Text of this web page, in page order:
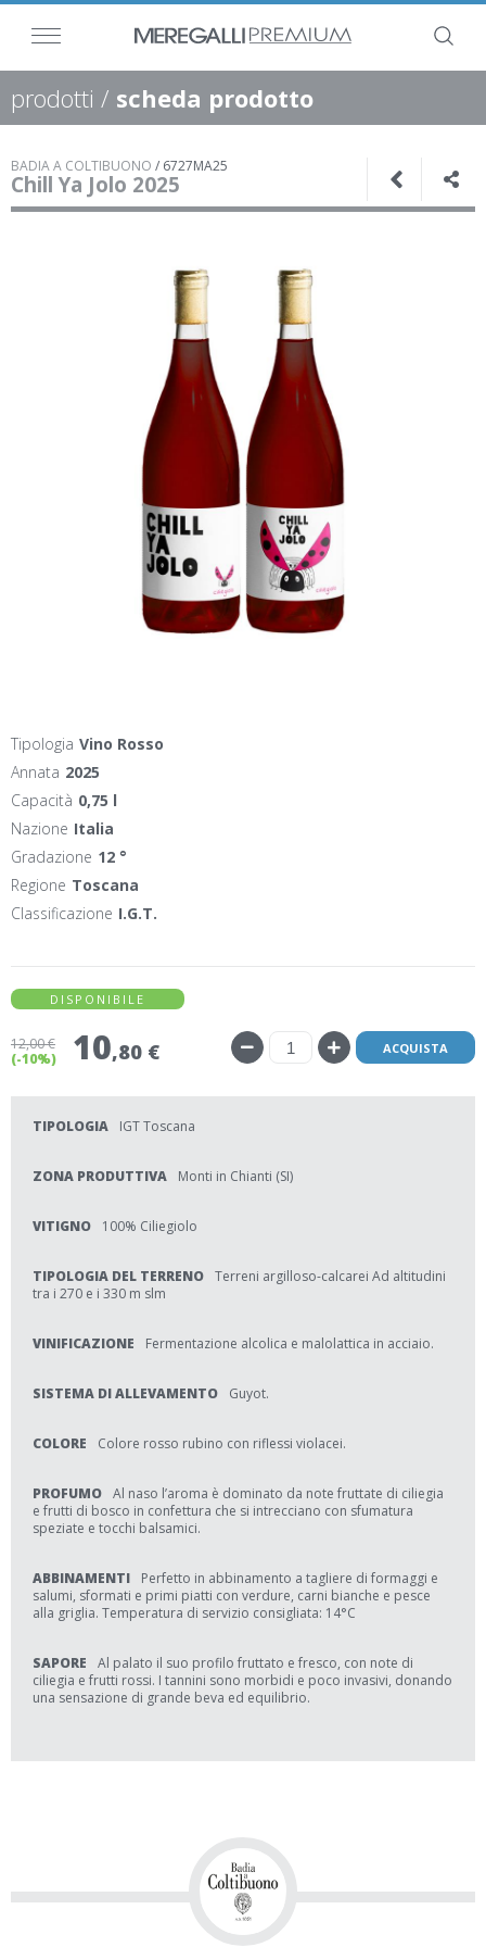
prodotti / scheda prodotto
BADIA A COLTIBUONO / 6727MA25
Chill Ya Jolo 2025
Tipologia Vino Rosso
Annata 2025
Capacità 0,75 l
Nazione Italia
Gradazione 12 °
Regione Toscana
Classificazione I.G.T.
DISPONIBILE
12,00 €
(-10%)
10,80 € ACQUISTA
TIPOLOGIA IGT Toscana
ZONA PRODUTTIVA Monti in Chianti (SI)
VITIGNO 100% Ciliegiolo
TIPOLOGIA DEL TERRENO Terreni argilloso-calcarei Ad altitudini
tra i 270 e i 330 m slm
VINIFICAZIONE Fermentazione alcolica e malolattica in acciaio.
SISTEMA DI ALLEVAMENTO Guyot.
COLORE Colore rosso rubino con riflessi violacei.
PROFUMO Al naso l’aroma è dominato da note fruttate di ciliegia
e frutti di bosco in confettura che si intrecciano con sfumatura
speziate e tocchi balsamici.
ABBINAMENTI
Perfetto in abbinamento a tagliere di formaggi e
salumi, sformati e primi piatti con verdure, carni bianche e pesce
alla griglia. Temperatura di servizio consigliata: 14°C
SAPORE
Al palato il suo profilo fruttato e fresco, con note di
ciliegia e frutti rossi. I tannini sono morbidi e poco invasivi, donando
una sensazione di grande beva ed equilibrio.